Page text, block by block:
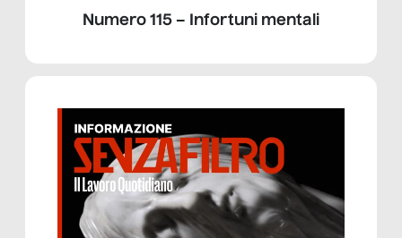
Numero 115 – Infortuni mentali